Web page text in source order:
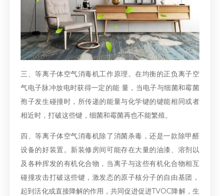
三、等离子体空气消毒机工作原理。在均衡的正负离子空
气电子脉冲放电时获得一定的能 量，当电子与细菌和霉菌
孢子发生碰撞时，所传递的能量与化学键的键能相同或者
相近时，打破这些键，细菌和霉菌再也不能繁殖。
四、等离子体空气消毒机除了消菌杀毒，还是一款除甲醛
设备的好装置。新装修房间可能存在大量的油漆、溶剂以
及各种挥发的有机化合物，当离子与这些有机化合物相互
碰撞攻击打破这些键，激发态的原子核分子的自由基团，
起到活化或直接降解的作用，共同促进促进TVOC降解，生